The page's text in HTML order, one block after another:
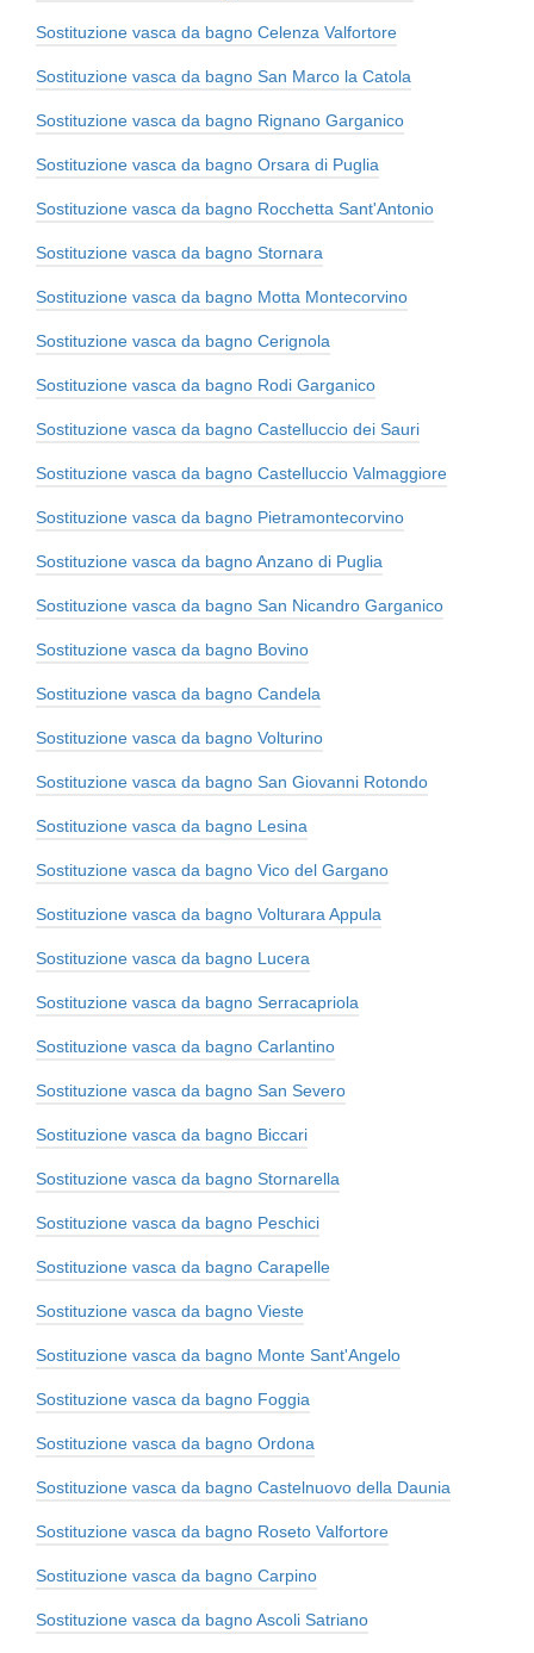
Sostituzione vasca da bagno Celenza Valfortore
Sostituzione vasca da bagno San Marco la Catola
Sostituzione vasca da bagno Rignano Garganico
Sostituzione vasca da bagno Orsara di Puglia
Sostituzione vasca da bagno Rocchetta Sant'Antonio
Sostituzione vasca da bagno Stornara
Sostituzione vasca da bagno Motta Montecorvino
Sostituzione vasca da bagno Cerignola
Sostituzione vasca da bagno Rodi Garganico
Sostituzione vasca da bagno Castelluccio dei Sauri
Sostituzione vasca da bagno Castelluccio Valmaggiore
Sostituzione vasca da bagno Pietramontecorvino
Sostituzione vasca da bagno Anzano di Puglia
Sostituzione vasca da bagno San Nicandro Garganico
Sostituzione vasca da bagno Bovino
Sostituzione vasca da bagno Candela
Sostituzione vasca da bagno Volturino
Sostituzione vasca da bagno San Giovanni Rotondo
Sostituzione vasca da bagno Lesina
Sostituzione vasca da bagno Vico del Gargano
Sostituzione vasca da bagno Volturara Appula
Sostituzione vasca da bagno Lucera
Sostituzione vasca da bagno Serracapriola
Sostituzione vasca da bagno Carlantino
Sostituzione vasca da bagno San Severo
Sostituzione vasca da bagno Biccari
Sostituzione vasca da bagno Stornarella
Sostituzione vasca da bagno Peschici
Sostituzione vasca da bagno Carapelle
Sostituzione vasca da bagno Vieste
Sostituzione vasca da bagno Monte Sant'Angelo
Sostituzione vasca da bagno Foggia
Sostituzione vasca da bagno Ordona
Sostituzione vasca da bagno Castelnuovo della Daunia
Sostituzione vasca da bagno Roseto Valfortore
Sostituzione vasca da bagno Carpino
Sostituzione vasca da bagno Ascoli Satriano